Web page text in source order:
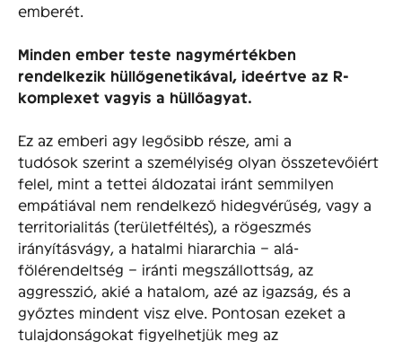
emberét.
Minden ember teste nagymértékben
rendelkezik hüllőgenetikával, ideértve az R-
komplexet vagyis a hüllőagyat.
Ez az emberi agy legősibb része, ami a
tudósok szerint a személyiség olyan összetevőiért
felel, mint a tettei áldozatai iránt semmilyen
empátiával nem rendelkező hidegvérűség, vagy a
territorialitás (területféltés), a rögeszmés
irányításvágy, a hatalmi hiararchia – alá-
fölérendeltség – iránti megszállottság, az
aggresszió, akié a hatalom, azé az igazság, és a
győztes mindent visz elve. Pontosan ezeket a
tulajdonságokat figyelhetjük meg az